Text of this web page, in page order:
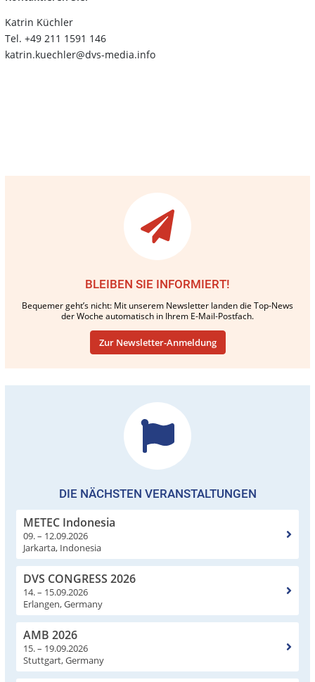
Katrin Küchler
Tel. +49 211 1591 146
katrin.kuechler@dvs-media.info
BLEIBEN SIE INFORMIERT!
Bequemer geht’s nicht: Mit unserem Newsletter landen die Top-News
der Woche automatisch in Ihrem E-Mail-Postfach.
Zur Newsletter-Anmeldung
DIE NÄCHSTEN VERANSTALTUNGEN
METEC Indonesia
09. – 12.09.2026
Jarkarta, Indonesia
DVS CONGRESS 2026
14. – 15.09.2026
Erlangen, Germany
AMB 2026
15. – 19.09.2026
Stuttgart, Germany